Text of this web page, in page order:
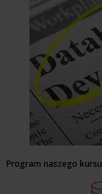
Program naszego kursu